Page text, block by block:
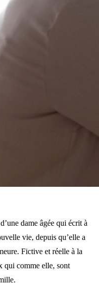
dame âgée qui écrit à
vie, depuis qu’elle a
Fictive et réelle à la
qui comme elle, sont